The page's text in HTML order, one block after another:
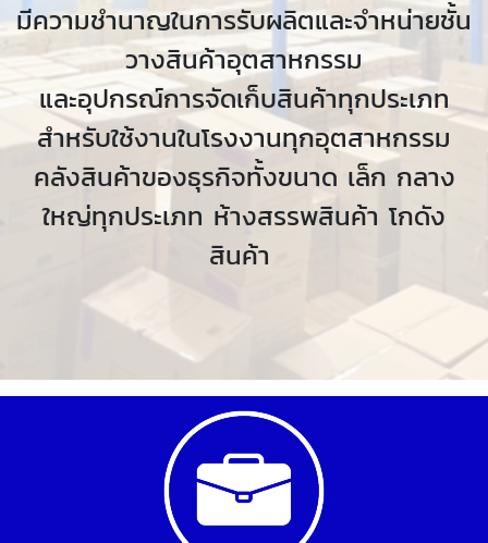
มีความชำนาญในการรับผลิตและจำหน่ายชั้น
วางสินค้าอุตสาหกรรม
และอุปกรณ์การจัดเก็บสินค้าทุกประเภท
สำหรับใช้งานในโรงงานทุกอุตสาหกรรม
คลังสินค้าของธุรกิจทั้งขนาด เล็ก กลาง
ใหญ่ทุกประเภท ห้างสรรพสินค้า โกดัง
สินค้า